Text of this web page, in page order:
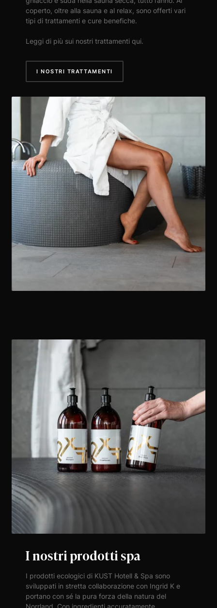
coperto, oltre alla sauna e al relax, sono offerti vari
tipi di trattamenti e cure benefiche.
Leggi di più sui nostri trattamenti qui.
I NOSTRI TRATTAMENTI
I nostri prodotti spa
I prodotti ecologici di KUST Hotell & Spa sono
sviluppati in stretta collaborazione con Ingrid K e
portano con sé la pura forza della natura del
Norrland. Con ingredienti accuratamente